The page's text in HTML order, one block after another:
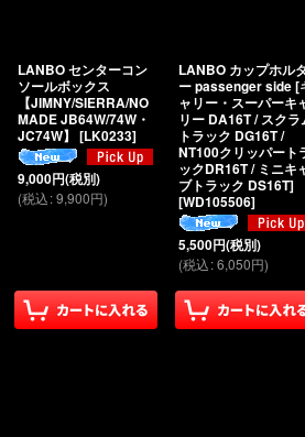
LANBO センターコン
ソールボックス
【JIMNY/SIERRA/NO
MADE JB64W/74W・
JC74W】 [LK0233]
9,000円(税別)
(税込:9,900円)
LANBO カップホル
ー passenger side [
ャリー・スーパーキ
リー DA16T / スクラ
トラック DG16T /
NT100クリッパート
ックDR16T / ミニキ
ブトラック DS16T]
[WD105506]
5,500円(税別)
(税込:6,050円)